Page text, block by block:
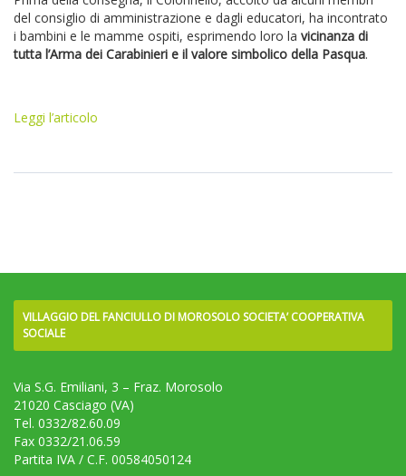
del consiglio di amministrazione e dagli educatori, ha incontrato
i bambini e le mamme ospiti, esprimendo loro la vicinanza di
tutta l’Arma dei Carabinieri e il valore simbolico della Pasqua.
Leggi l’articolo
VILLAGGIO DEL FANCIULLO DI MOROSOLO SOCIETA’ COOPERATIVA
SOCIALE
Via S.G. Emiliani, 3 – Fraz. Morosolo
21020 Casciago (VA)
Tel. 0332/82.60.09
Fax 0332/21.06.59
Partita IVA / C.F. 00584050124